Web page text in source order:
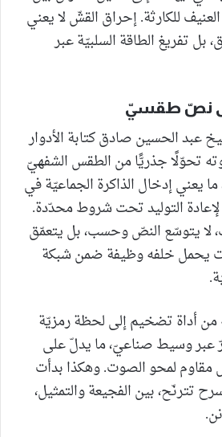
للكارثة. إحراق القشّ لا يعني
بل تفريغ الطاقة السلبيّة عبر
نصّ طقسيّ
قرّر الشيخ عبد الحسين صادق كتابة الأدوار
تحوّلًا جذريًّا من الطقس الشفهيّ
ما يعني إدخال الذاكرة الجماعيّة في
التوليد تحت شروط محدّدة.
يتوسّع النصّ وحسب، بل يتعمّق
يحمل خلفه وظيفة ضمن شبكة
من أداة تضخيم إلى لحظة رمزيّة
عبر وسيط صناعيّ، ما يدلّ على
لمحو الصوت. وهكذا بدأت
تترنّح، بين الفجيعة والتمثيل،